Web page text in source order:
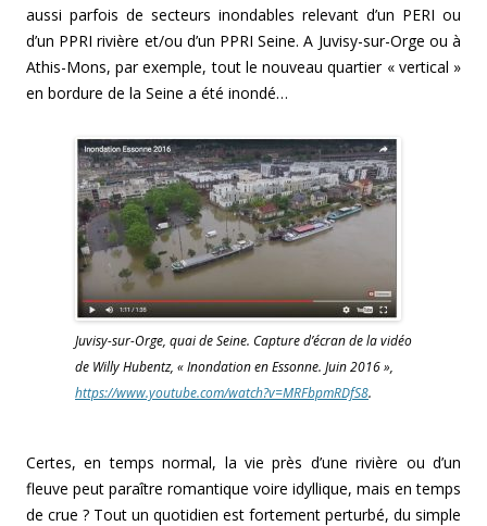
aussi parfois de secteurs inondables relevant d’un PERI ou
d’un PPRI rivière et/ou d’un PPRI Seine. A Juvisy-sur-Orge ou à
Athis-Mons, par exemple, tout le nouveau quartier « vertical »
en bordure de la Seine a été inondé…
Juvisy-sur-Orge, quai de Seine. Capture d’écran de la vidéo
de Willy Hubentz, « Inondation en Essonne. Juin 2016 »,
https://www.youtube.com/watch?v=MRFbpmRDfS8.
Certes, en temps normal, la vie près d’une rivière ou d’un
fleuve peut paraître romantique voire idyllique, mais en temps
de crue ? Tout un quotidien est fortement perturbé, du simple